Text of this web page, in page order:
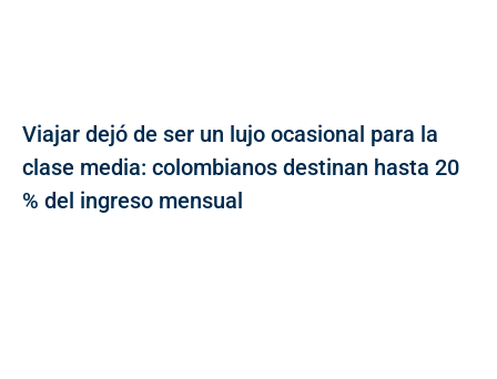
Viajar dejó de ser un lujo ocasional para la
clase media: colombianos destinan hasta 20
% del ingreso mensual